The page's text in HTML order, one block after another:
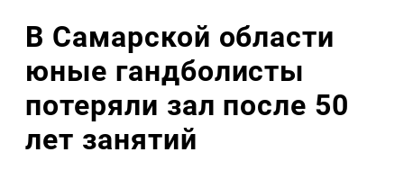
В Самарской области
юные гандболисты
потеряли зал после 50
лет занятий